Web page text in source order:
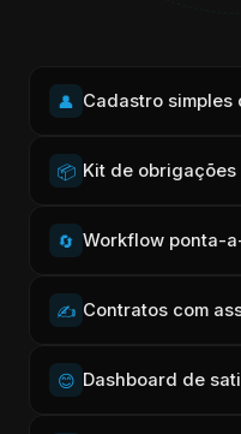
👤 Cadastro simples
📦 Kit de
🔄 Workflow ponta-
✍️ Contratos com
😊 Dashboard de